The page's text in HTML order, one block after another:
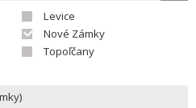
Levice
Nové Zámky
Topoľčany